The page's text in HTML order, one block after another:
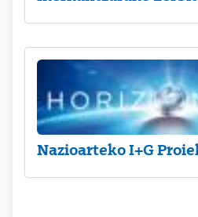
Nazioarteko I+G